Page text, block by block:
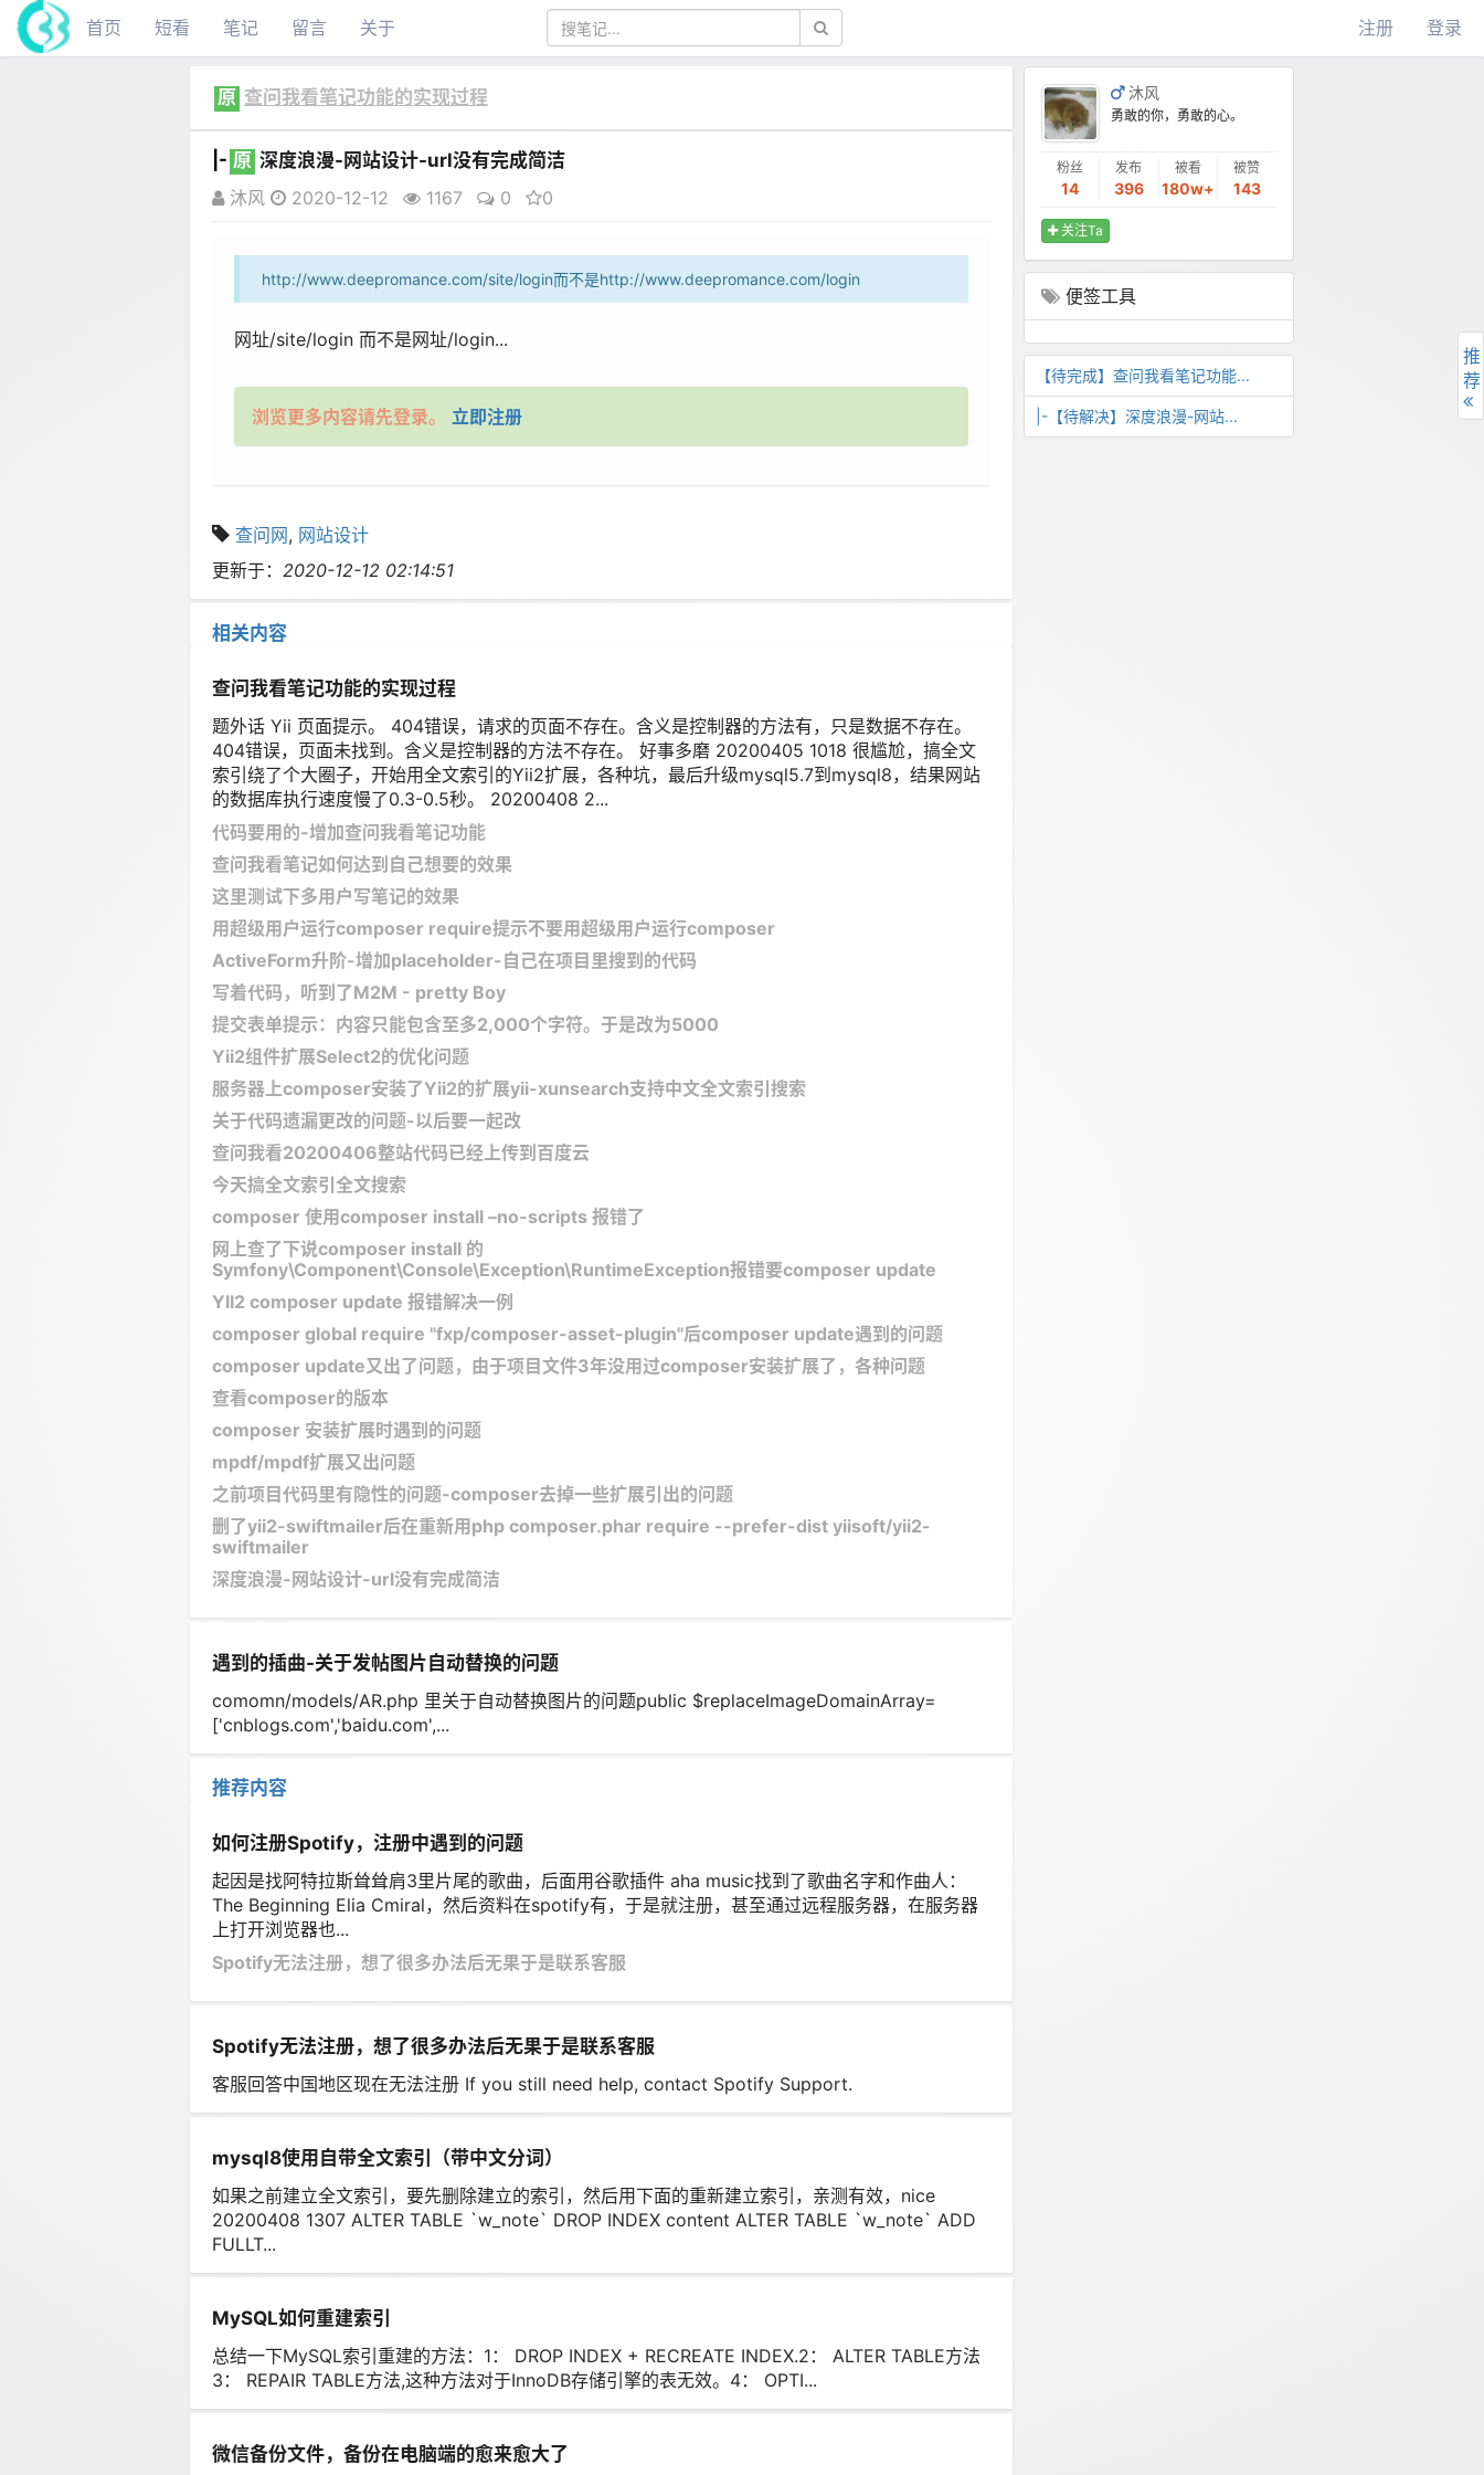
首页 短看 笔记 留言 关于 注册 登录
原 查问我看笔记功能的实现过程
|- 原 深度浪漫-网站设计-url没有完成简洁
沐风
2020-12-12 1167 0 0
http://www.deepromance.com/site/login而不是http://www.deepromance.com/login
网址/site/login 而不是网址/login...
浏览更多内容请先登录。 立即注册
查问网, 网站设计
更新于： 2020-12-12 02:14:51
相关内容
查问我看笔记功能的实现过程
题外话 Yii 页面提示。 404错误，请求的页面不存在。含义是控制器的方法有，只是数据不存在。
404错误，页面未找到。含义是控制器的方法不存在。 好事多磨 20200405 1018 很尴尬，搞全文
索引绕了个大圈子，开始用全文索引的Yii2扩展，各种坑，最后升级mysql5.7到mysql8，结果网站
的数据库执行速度慢了0.3-0.5秒。 20200408 2...
代码要用的-增加查问我看笔记功能
查问我看笔记如何达到自己想要的效果
这里测试下多用户写笔记的效果
用超级用户运行composer require提示不要用超级用户运行composer
ActiveForm升阶-增加placeholder-自己在项目里搜到的代码
写着代码，听到了M2M - pretty Boy
提交表单提示：内容只能包含至多2,000个字符。于是改为5000
Yii2组件扩展Select2的优化问题
服务器上composer安装了Yii2的扩展yii-xunsearch支持中文全文索引搜索
关于代码遗漏更改的问题-以后要一起改
查问我看20200406整站代码已经上传到百度云
今天搞全文索引全文搜索
composer 使用composer install –no-scripts 报错了
网上查了下说composer install 的
Symfony\Component\Console\Exception\RuntimeException报错要composer update
YII2 composer update 报错解决一例
composer global require "fxp/composer-asset-plugin"后composer update遇到的问题
composer update又出了问题，由于项目文件3年没用过composer安装扩展了，各种问题
查看composer的版本
composer 安装扩展时遇到的问题
mpdf/mpdf扩展又出问题
之前项目代码里有隐性的问题-composer去掉一些扩展引出的问题
删了yii2-swiftmailer后在重新用php composer.phar require --prefer-dist yiisoft/yii2-
swiftmailer
深度浪漫-网站设计-url没有完成简洁
遇到的插曲-关于发帖图片自动替换的问题
comomn/models/AR.php 里关于自动替换图片的问题public $replaceImageDomainArray=
['cnblogs.com','baidu.com',...
推荐内容
如何注册Spotify，注册中遇到的问题
起因是找阿特拉斯耸耸肩3里片尾的歌曲，后面用谷歌插件 aha music找到了歌曲名字和作曲人：
The Beginning Elia Cmiral，然后资料在spotify有，于是就注册，甚至通过远程服务器，在服务器
上打开浏览器也...
Spotify无法注册，想了很多办法后无果于是联系客服
Spotify无法注册，想了很多办法后无果于是联系客服
客服回答中国地区现在无法注册 If you still need help, contact Spotify Support.
mysql8使用自带全文索引（带中文分词）
如果之前建立全文索引，要先删除建立的索引，然后用下面的重新建立索引，亲测有效，nice
20200408 1307 ALTER TABLE `w_note` DROP INDEX content ALTER TABLE `w_note` ADD
FULLT...
MySQL如何重建索引
总结一下MySQL索引重建的方法：1： DROP INDEX + RECREATE INDEX.2： ALTER TABLE方法
3： REPAIR TABLE方法,这种方法对于InnoDB存储引擎的表无效。4： OPTI...
微信备份文件，备份在电脑端的愈来愈大了
沐风
勇敢的你，勇敢的心。
粉丝
14
发布
396
被看
180w+
被赞
143
关注Ta
便签工具
【待完成】查问我看笔记功能...
|-【待解决】深度浪漫-网站...
推
荐